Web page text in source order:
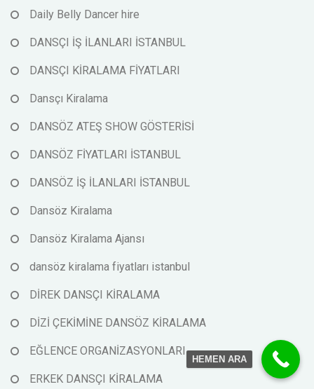
Daily Belly Dancer hire
DANSÇI İŞ İLANLARI İSTANBUL
DANSÇI KİRALAMA FİYATLARI
Dansçı Kiralama
DANSÖZ ATEŞ SHOW GÖSTERİSİ
DANSÖZ FİYATLARI İSTANBUL
DANSÖZ İŞ İLANLARI İSTANBUL
Dansöz Kiralama
Dansöz Kiralama Ajansı
dansöz kiralama fiyatları istanbul
DİREK DANSÇI KİRALAMA
DİZİ ÇEKİMİNE DANSÖZ KİRALAMA
EĞLENCE ORGANİZASYONLARI
ERKEK DANSÇI KİRALAMA
HEMEN ARA